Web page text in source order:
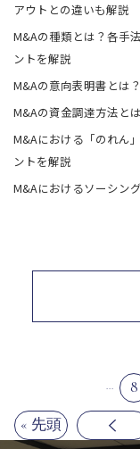
アウトとの違いも解説
M&Aの種類とは？各手
ントを解説
M&Aの意向表明書とは
M&Aの資金調達方法と
M&Aにおける「のれん
ントを解説
M&Aにおけるソーシン
« 先頭
... 8